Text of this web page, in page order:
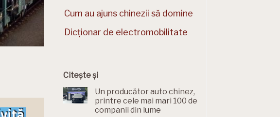
Cum au ajuns chinezii să domine
Dicționar de electromobilitate
Citește și
Un producător auto chinez,
printre cele mai mari 100 de
companii din lume